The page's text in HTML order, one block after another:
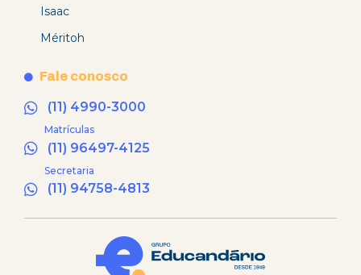
Isaac
Méritoh
Fale conosco
(11) 4990-3000
Matrículas
(11) 96497-4125
Secretaria
(11) 94758-4813